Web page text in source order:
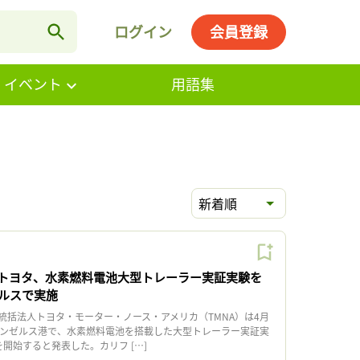
ログイン 会員登録
ベント 用語集
新着順
ヨタ、水素燃料電池大型トレーラー実証実験を
スで実施
法人トヨタ・モーター・ノース・アメリカ（TMNA）は4月
ゼルス港で、水素燃料電池を搭載した大型トレーラー実証実
始すると発表した。カリフ […]